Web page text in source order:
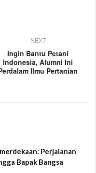
NEXT
Ingin Bantu Petani
Indonesia, Alumni Ini
Ilmu Pertanian
Perjalanan
Bapak Bangsa